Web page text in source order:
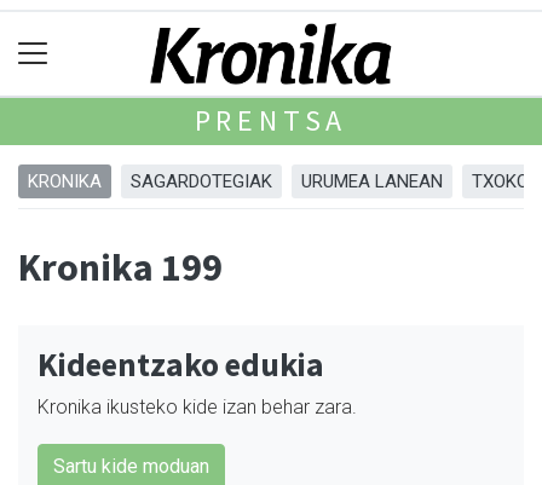
PRENTSA
KRONIKA SAGARDOTEGIAK URUMEA LANEAN
Kronika 199
Kideentzako edukia
Kronika ikusteko kide izan behar zara.
Sartu kide moduan